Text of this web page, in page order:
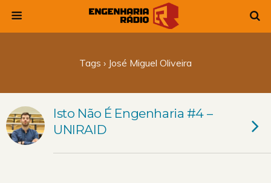
Tags › José Miguel Oliveira
Isto Não É Engenharia #4 –
UNIRAID